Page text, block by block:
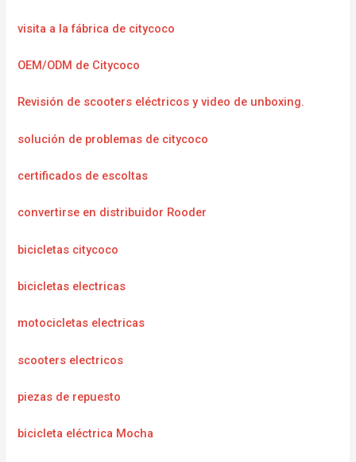
visita a la fábrica de citycoco
OEM/ODM de Citycoco
Revisión de scooters eléctricos y video de unboxing.
solución de problemas de citycoco
certificados de escoltas
convertirse en distribuidor Rooder
bicicletas citycoco
bicicletas electricas
motocicletas electricas
scooters electricos
piezas de repuesto
bicicleta eléctrica Mocha